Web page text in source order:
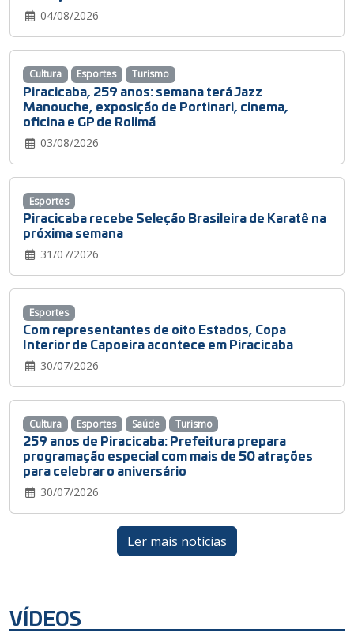
04/08/2026
Piracicaba, 259 anos: semana terá Jazz
Manouche, exposição de Portinari, cinema,
oficina e GP de Rolimã
03/08/2026
Cultura Esportes Turismo
Piracicaba recebe Seleção Brasileira de Karatê na
próxima semana
31/07/2026
Esportes
Com representantes de oito Estados, Copa
Interior de Capoeira acontece em Piracicaba
30/07/2026
Esportes
259 anos de Piracicaba: Prefeitura prepara
programação especial com mais de 50 atrações
para celebrar o aniversário
30/07/2026
Cultura Esportes Saúde Turismo
Ler mais notícias
VÍDEOS